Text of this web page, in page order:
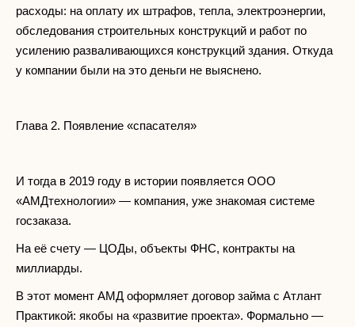
расходы: на оплату их штрафов, тепла, электроэнергии,
обследования строительных конструкций и работ по
усилению разваливающихся конструкций здания. Откуда
у компании были на это деньги не выяснено.
Глава 2. Появление «спасателя»
И тогда в 2019 году в истории появляется ООО
«АМДтехнологии» — компания, уже знакомая системе
госзаказа.
На её счету — ЦОДы, объекты ФНС, контракты на
миллиарды.
В этот момент АМД оформляет договор займа с Атлант
Практикой: якобы на «развитие проекта». Формально —